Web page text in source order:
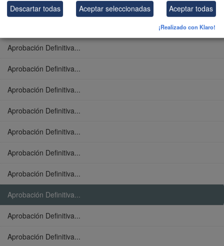
Aprobación Definitiva...
Aprobación Definitiva...
Aprobación Definitiva...
Aprobación Definitiva...
Aprobación Definitiva...
Aprobación Definitiva...
Aprobación Definitiva...
Aprobación Definitiva...
Aprobación Definitiva...
Aprobación Definitiva...
Aprobación Definitiva...
Descartar todas Aceptar seleccionadas Aceptar todas
¡Realizado con Klaro!